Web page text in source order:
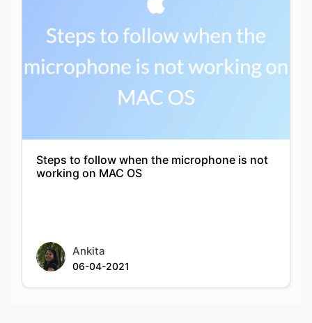
Steps to follow when the microphone is not
working on MAC OS
Ankita
06-04-2021